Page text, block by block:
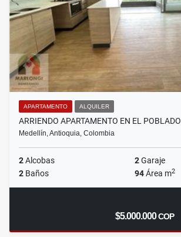
APARTAMENTO ALQUILER
ARRIENDO APARTAMENTO EN EL POBLADO
Medellín, Antioquia, Colombia
2Alcobas 2Garaje
2 Baños 94Área m2
$5.000.000COP